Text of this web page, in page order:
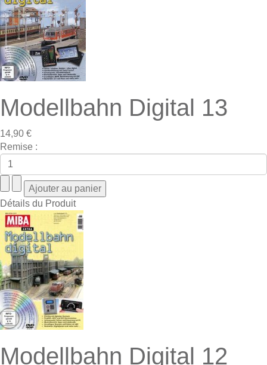
Modellbahn Digital 13
14,90 €
Remise :
Détails du Produit
Modellbahn Digital 12